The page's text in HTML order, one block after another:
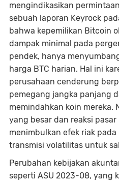
mengindikasikan
sebuah laporan Keyrock
bahwa kepemilikan Bitcoin
dampak minimal pada
pendek, hanya
harga BTC harian. Hal ini
perusahaan cenderung
pemegang jangka panjang
memindahkan koin mereka.
yang besar dan reaksi
menimbulkan efek riak
transmisi volatilitas untuk
Perubahan kebijakan
seperti ASU 2023-08, yang